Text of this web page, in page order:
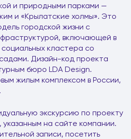
и природными парками —
и «Крылатские холмы». Это
городской жизни с
включающей в
кластера со
Дизайн-код проекта
бюро LDA Design.
жилым комплексом в России,
экскурсию по проекту
на сайте компании.
записи, посетить